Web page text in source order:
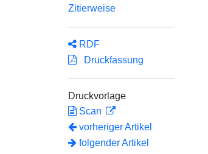
Zitierweise
RDF
Druckfassung
Druckvorlage
Scan
vorheriger Artikel
folgender Artikel